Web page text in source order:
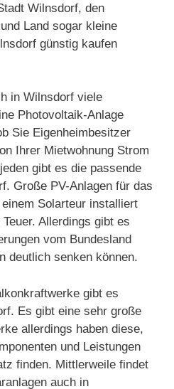
Wilnsdorf, den
Land sogar kleine
günstig kaufen
in Wilnsdorf viele
Photovoltaik-Anlage
Sie Eigenheimbesitzer
Ihrer Mietwohnung Strom
gibt es die passende
Große PV-Anlagen für das
Solarteur installiert
Allerdings gibt es
vom Bundesland
deutlich senken können.
gibt es
Es gibt eine sehr große
allerdings haben diese,
und Leistungen
finden. Mittlerweile findet
auch in